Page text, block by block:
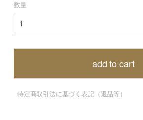
数量
add to cart
特定商取引法に基づく表記（返品等）